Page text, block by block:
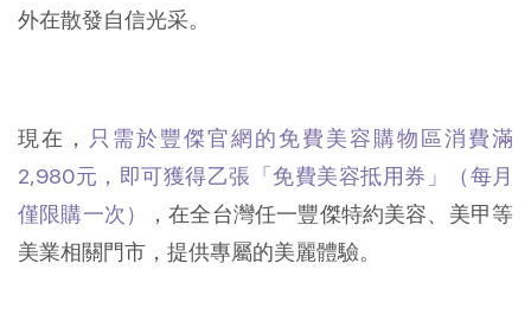
外在散發自信光采。
現在，
只需於豐傑官網的免費美容購物區消費滿
2,980元，即可獲得乙張「免費美容抵用券」（每月
僅限購一次）
，在全台灣任一豐傑特約美容、美甲等
美業相關門市，提供專屬的美麗體驗。